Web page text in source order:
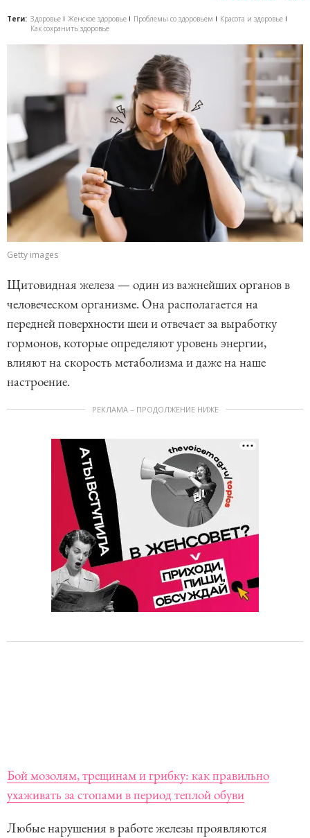
Теги: Здоровье Женское здоровье Проблемы со здоровьем
Красота и здоровье
Как сохранить здоровье
Getty images
Щитовидная железа — один из важнейших органов в
человеческом организме. Она располагается на
передней поверхности шеи и отвечает за выработку
гормонов, которые определяют уровень энергии,
влияют на скорость метаболизма и даже на наше
настроение.
РЕКЛАМА – ПРОДОЛЖЕНИЕ НИЖЕ
Бой мозолям, трещинам и грибку: как правильно
ухаживать за стопами в период теплой обуви
Любые нарушения в работе железы проявляются